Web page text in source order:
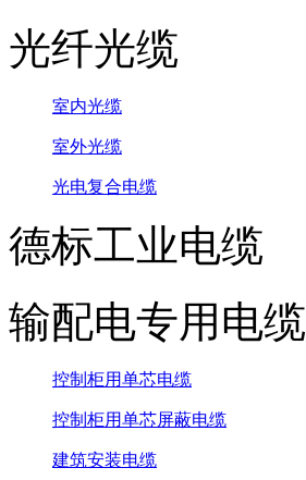
光纤光缆
室内光缆
室外光缆
光电复合电缆
德标工业电缆
输配电专用电缆
控制柜用单芯电缆
控制柜用单芯屏蔽电缆
建筑安装电缆